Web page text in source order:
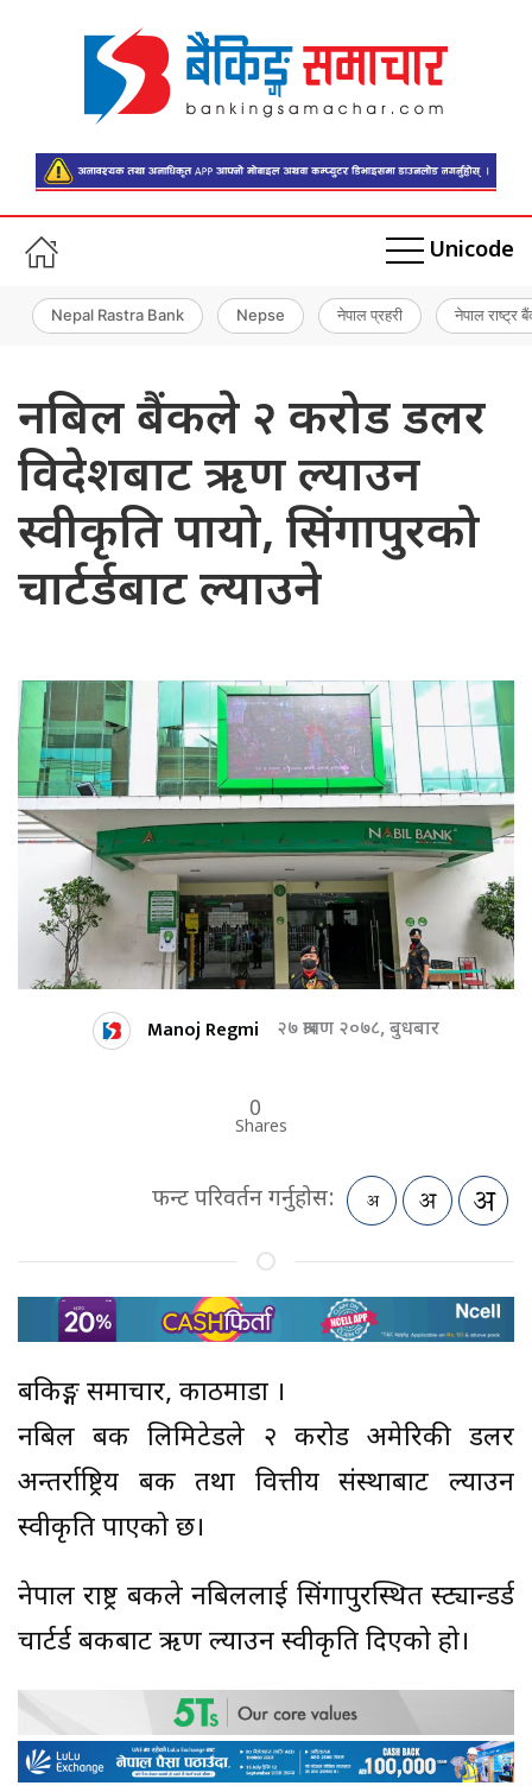
Unicode
Nepal Rastra Bank Nepse नेपाल प्रहरी नेपाल राष्ट्र
नबिल बैंकले २ करोड डलर
विदेशबाट ऋण ल्याउन
स्वीकृति पायो, सिंगापुरको
चार्टर्डबाट ल्याउने
Manoj Regmi २७ श्रावण २०७८, बुधबार
0
Shares
फन्ट परिवर्तन गर्नुहोस:
बैंकिङ्ग समाचार, काठमाडौं ।
नबिल बैंक लिमिटेडले २ करोड अमेरिकी डलर
अन्तर्राष्ट्रिय बैंक तथा वित्तीय संस्थाबाट ल्याउन
स्वीकृति पाएको छ।
नेपाल राष्ट्र बैंकले नबिललाई सिंगापुरस्थित स्ट्यान्डर्ड
चार्टर्ड बैंकबाट ऋण ल्याउन स्वीकृति दिएको हो।